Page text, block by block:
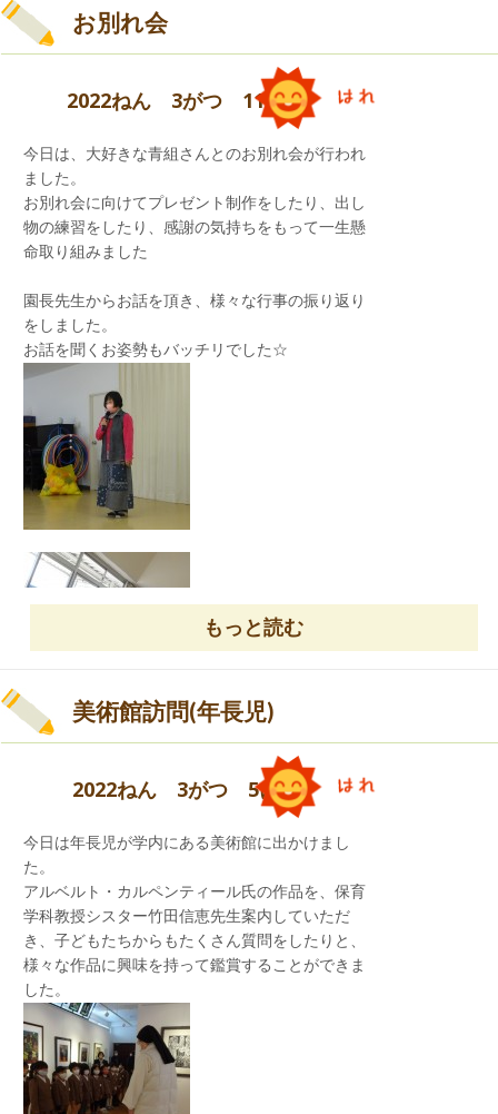
ように♡お別れ会
2022ねん 3がつ 11にち
今日は、大好きな青組さんとのお別れ会が行われ
ました。
お別れ会に向けてプレゼント制作をしたり、出し
物の練習をしたり、感謝の気持ちをもって一生懸
命取り組みました
園長先生からお話を頂き、様々な行事の振り返り
をしました。
お話を聞くお姿勢もバッチリでした☆
幼稚園で行われた1年間の行事や活動を先生がア
ルバム風に見立て、それを見ながら振り返りをし
春 に行われた園内遠足、トマトの苗植え
夏に行われた50周年記念アート、サマーキャンプ
秋 に行われた運動会、制作展
冬に行われたクリスマス発表会、おもちつき会
など1年間を振り返りました。
もっと読む
美術館訪問(年長児)
2022ねん 3がつ 5にち
今日は年長児が学内にある美術館に出かけまし
た。
アルベルト・カルペンティール氏の作品を、保育
学科教授シスター竹田信恵先生案内していただ
き、子どもたちからもたくさん質問をしたりと、
様々な作品に興味を持って鑑賞することができま
した。